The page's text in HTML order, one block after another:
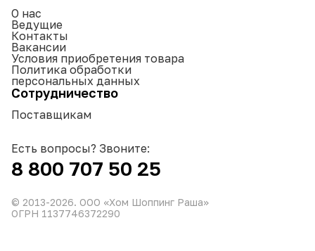
О нас
Ведущие
Контакты
Вакансии
Условия приобретения товара
Политика обработки
персональных данных
Сотрудничество
Поставщикам
Есть вопросы? Звоните:
8 800 707 50 25
© 2013-2026. ООО «Хом Шоппинг Раша»
ОГРН 1137746372290